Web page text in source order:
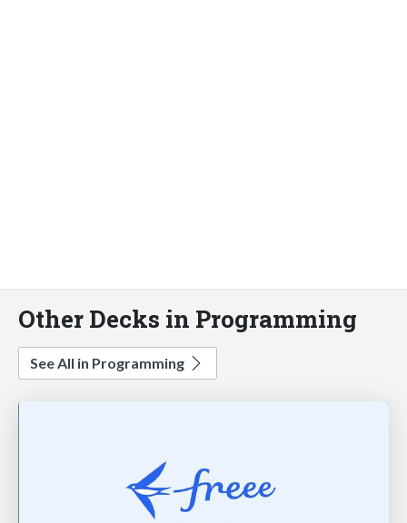
Other Decks in Programming
See All in Programming